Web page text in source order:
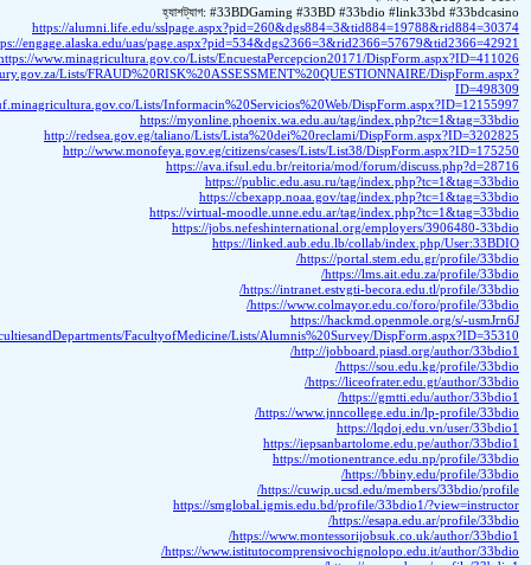
হ্যাশট্যাগ:
https://alumni.life.edu/
https://engage.alaska.edu/uas/
https://www.minagricultura.gov.co/Lists/
https://www.kzntreasury.gov.za/Lists/
https://vuf.minagricultura.gov.co/Lists/
https://
http://redsea.gov.eg/taliano/Lists/
http://www.monofeya.gov.eg/
https://
https://
https://virtual-
https://
https://just.edu.jo/FacultiesandDepartments/FacultyofMedicine/
https://
https://